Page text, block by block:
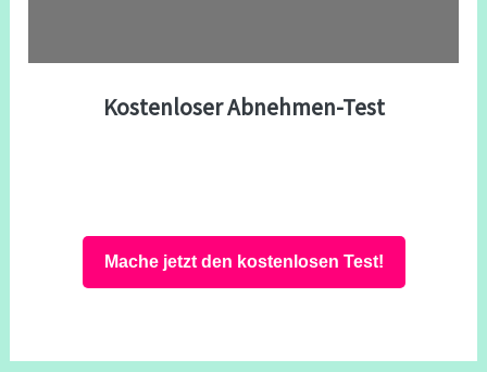
Kostenloser Abnehmen-Test
Mache jetzt den kostenlosen Test!